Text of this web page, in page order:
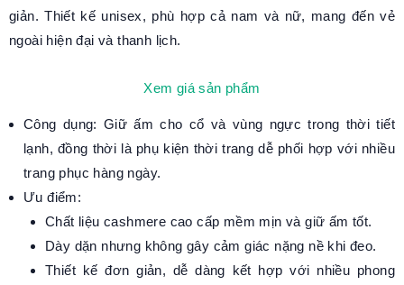
giản. Thiết kế unisex, phù hợp cả nam và nữ, mang đến vẻ
ngoài hiện đại và thanh lịch.
Xem giá sản phẩm
Công dụng: Giữ ấm cho cổ và vùng ngực trong thời tiết
lạnh, đồng thời là phụ kiện thời trang dễ phối hợp với nhiều
trang phục hàng ngày.
Ưu điểm:
Chất liệu cashmere cao cấp mềm mịn và giữ ấm tốt.
Dày dặn nhưng không gây cảm giác nặng nề khi đeo.
Thiết kế đơn giản, dễ dàng kết hợp với nhiều phong